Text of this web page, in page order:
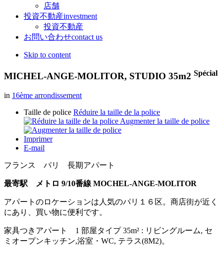
店舗
投資不動産investment
投資不動産
お問い合わせcontact us
Skip to content
MICHEL-ANGE-MOLITOR, STUDIO 35m2 Spécial
in 16ème arrondissement
Taille de police Réduire la taille de la police
Augmenter la taille de police
Imprimer
E-mail
フランス パリ 長期アパート
最寄駅 メトロ 9/10番線 MOCHEL-ANGE-MOLITOR
アパートのロケーションは人気のパリ１６区。商店街が近く
にあり、買い物に便利です。
家具つきアパート 1 部屋タイプ 35m² : リビングルーム, セ
ミオープンキッチン,浴室・WC, テラス(8M2)。